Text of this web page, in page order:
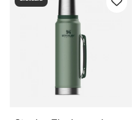
Vad är specimenfiske?
Vad är mete?
Vad används feeder i